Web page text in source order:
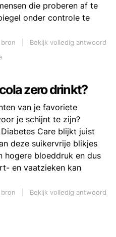
die proberen af te
onder controle te
Bekijk volledig antwoord
zero drinkt?
van je favoriete
je schijnt te zijn?
Care blijkt juist
deze suikervrije blikjes
hogere bloeddruk en dus
en vaatzieken kan
Bekijk volledig antwoord